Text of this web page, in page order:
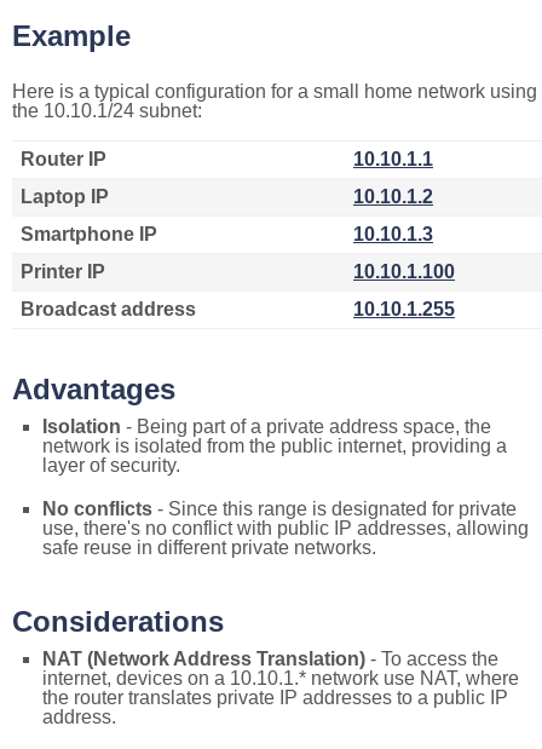
Example
Here is a typical configuration for a small home network using
the 10.10.1/24 subnet:
Router IP
10.10.1.1
Laptop IP
10.10.1.2
Smartphone IP
10.10.1.3
Printer IP
10.10.1.100
Broadcast address
10.10.1.255
Advantages
Isolation - Being part of a private address space, the
network is isolated from the public internet, providing a
layer of security.
No conflicts - Since this range is designated for private
use, there's no conflict with public IP addresses, allowing
safe reuse in different private networks.
Considerations
NAT (Network Address Translation) - To access the
internet, devices on a 10.10.1.* network use NAT, where
the router translates private IP addresses to a public IP
address.